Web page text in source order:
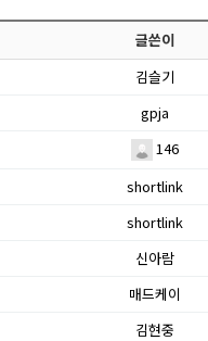
글쓴이
김슬기
gpja
146
shortlink
shortlink
신아람
매드케이
김현중